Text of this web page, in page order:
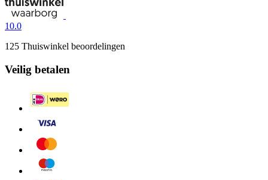
10.0
125 Thuiswinkel beoordelingen
Veilig betalen